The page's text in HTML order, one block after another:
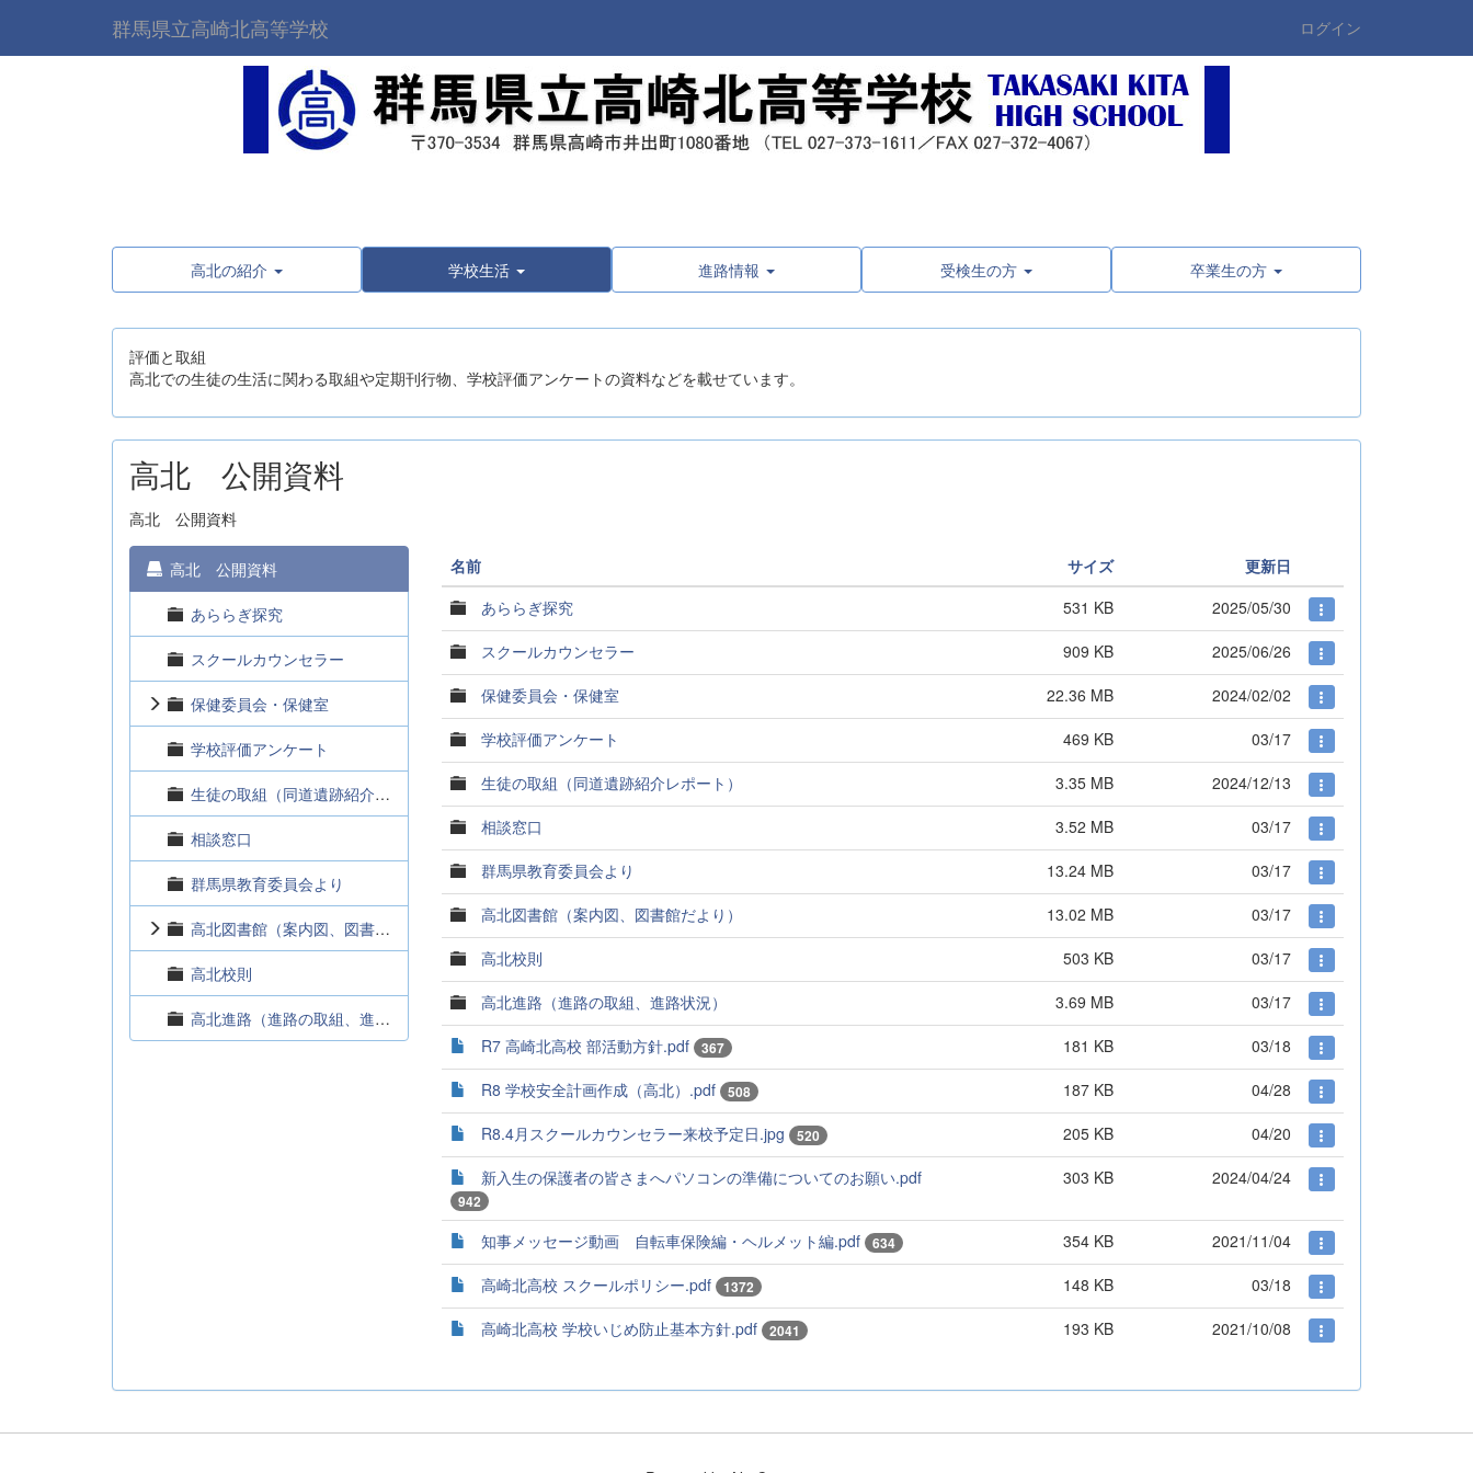
群馬県立高崎北高等学校 ログイン
高北の紹介 学校生活 進路情報 受検生の方 卒業生の方
評価と取組
高北での生徒の生活に関わる取組や定期刊行物、学校評価アンケートの資料などを載せています。
高北 公開資料
高北 公開資料
高北 公開資料
あららぎ探究
スクールカウンセラー
保健委員会・保健室
学校評価アンケート
生徒の取組（同道遺跡紹介レポート）
相談窓口
群馬県教育委員会より
高北図書館（案内図、図書館だより）
高北校則
高北進路（進路の取組、進路状況）
名前 サイズ
更新日
あららぎ探究
531 KB
2025/05/30
スクールカウンセラー
909 KB
2025/06/26
保健委員会・保健室
22.36 MB
2024/02/02
学校評価アンケート
469 KB
03/17
生徒の取組（同道遺跡紹介レポート）
3.35 MB
2024/12/13
相談窓口
3.52 MB
03/17
群馬県教育委員会より
13.24 MB
03/17
高北図書館（案内図、図書館だより）
13.02 MB
03/17
高北校則
503 KB
03/17
高北進路（進路の取組、進路状況）
3.69 MB
03/17
R7 高崎北高校 部活動方針.pdf
367 181 KB
03/18
R8 学校安全計画作成（高北）.pdf
508 187 KB
04/28
R8.4月スクールカウンセラー来校予定日.jpg
520 205 KB
04/20
新入生の保護者の皆さまへパソコンの準備についてのお願い.pdf
942
303 KB 2024/04/24
知事メッセージ動画 自転車保険編・ヘルメット編.pdf 634 354 KB
2021/11/04
高崎北高校 スクールポリシー.pdf
1372 148 KB
03/18
高崎北高校 学校いじめ防止基本方針.pdf
2041 193 KB 2021/10/08